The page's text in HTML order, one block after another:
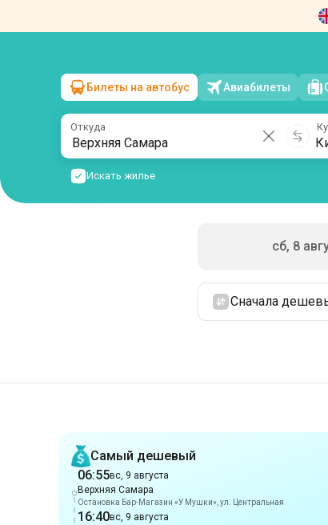
Верхняя Самара→Киев
вс, 9 августа/1 пассажир
Билеты на автобус Авиабилеты
Откуда
Искать жилье
сб, 8
Сначала
Самый дешевый
06:55вс, 9 августа
Верхняя Самара
Остановка Бар-Магазин «У Мушки», ул. Центральная
16:40вс, 9 августа